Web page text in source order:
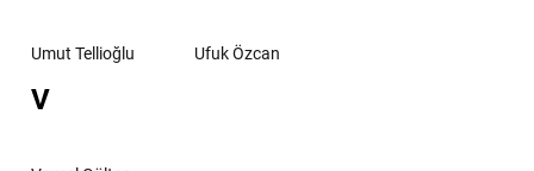
Umut Tellioğlu Ufuk Özcan
V